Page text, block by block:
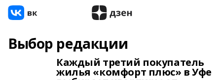
Выбор редакции
Каждый третий покупатель
жилья «комфорт плюс» в Уфе